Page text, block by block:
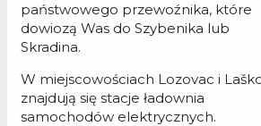
państwowego przewoźnika, które
dowiozą Was do Szybenika lub
Skradina.
W miejscowościach Lozovac i
znajdują się stacje ładownia
samochodów elektrycznych.